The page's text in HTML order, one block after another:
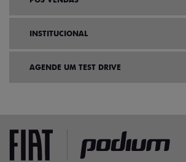
INSTITUCIONAL
AGENDE UM TEST DRIVE